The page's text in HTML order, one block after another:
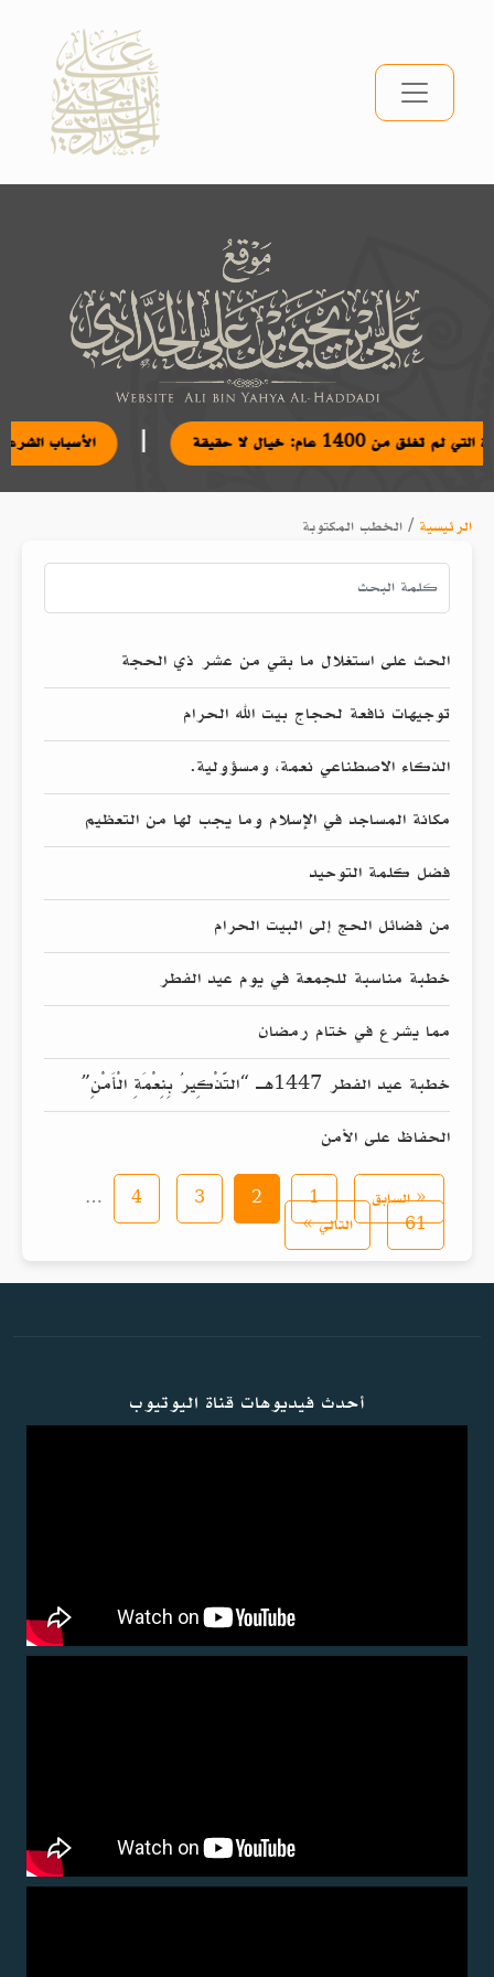
الأسباب لم تغلق من 1400 عام: خيال لا حقيقة
الرئيسية / الخطب المكتوبة
الحث على استغلال ما بقي من عشر ذي الحجة
توجيهات نافعة لحجاج بيت الله الحرام
الذكاء الاصطناعي نعمة، ومسؤولية.
مكانة المساجد في الإسلام وما يجب لها من التعظيم
فضل كلمة التوحيد
من فضائل الحج إلى البيت الحرام
خطبة مناسبة للجمعة في يوم عيد الفطر
مما يشرع في ختام رمضان
خطبة عيد الفطر 1447هـ “التَّذْكِيرُ بِنِعْمَةِ الْأَمْنِ”
الحفاظ على الأمن
« السابق 1
2
3
4
…
61
التالي »
أحدث فيديوهات قناة اليوتيوب